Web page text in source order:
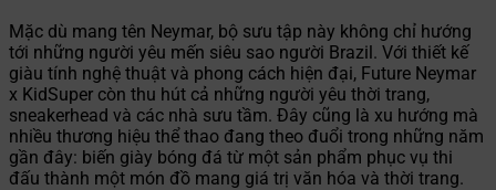
Mặc dù mang tên Neymar, bộ sưu tập này không chỉ hướng
tới những người yêu mến siêu sao người Brazil. Với thiết kế
giàu tính nghệ thuật và phong cách hiện đại, Future Neymar
x KidSuper còn thu hút cả những người yêu thời trang,
sneakerhead và các nhà sưu tầm. Đây cũng là xu hướng mà
nhiều thương hiệu thể thao đang theo đuổi trong những năm
gần đây: biến giày bóng đá từ một sản phẩm phục vụ thi
đấu thành một món đồ mang giá trị văn hóa và thời trang.